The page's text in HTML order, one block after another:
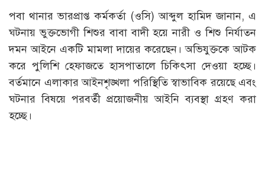
পবা থানার ভারপ্রাপ্ত কর্মকর্তা (ওসি) আব্দুল হামিদ জানান, এ
ঘটনায় ভুক্তভোগী শিশুর বাবা বাদী হয়ে নারী ও শিশু নির্যাতন
দমন আইনে একটি মামলা দায়ের করেছেন। অভিযুক্তকে আটক
করে পুলিশি হেফাজতে হাসপাতালে চিকিৎসা দেওয়া হচ্ছে।
বর্তমানে এলাকার আইনশৃঙ্খলা পরিস্থিতি স্বাভাবিক রয়েছে এবং
ঘটনার বিষয়ে পরবর্তী প্রয়োজনীয় আইনি ব্যবস্থা গ্রহণ করা
হচ্ছে।